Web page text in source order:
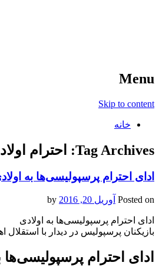
Menu
Skip to content
خانه
Tag Archives: احترام
ادای احترام پرسپولیسی‌ها به
Posted on آوریل 20, 2016
ادای احترام پرسپولیسی‌ها به اولادی
بازیکنان پرسپولیس در دیدار با استقلال
ادای احترام پرسپولیسی‌ها